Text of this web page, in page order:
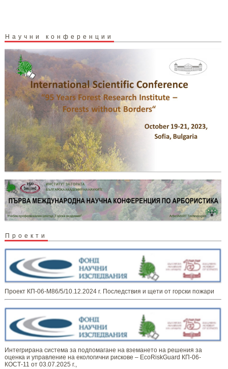
Научни конференции
Проекти
Проект КП-06-М86/5/10.12.2024 г. Последствия и щети от горски пожари
Интегрирана система за подпомагане на вземането на решения за
оценка и управление на екологични рискове – EcoRiskGuard КП-06-
КОСТ-11 от 03.07.2025 г.,